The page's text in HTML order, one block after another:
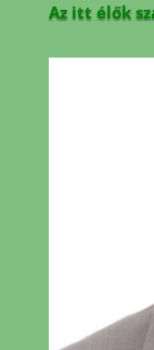
Az itt élők